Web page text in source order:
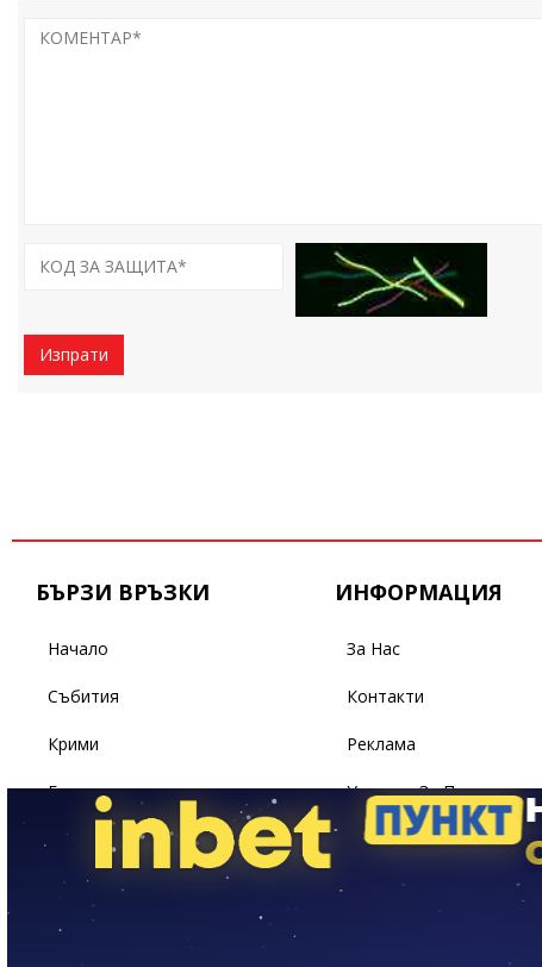
Изпрати
БЪРЗИ ВРЪЗКИ
Начало
Събития
Крими
Бизнес
Политика
Спорт
Светът
ИНФОРМАЦИЯ
За Нас
Контакти
Реклама
Условия За Ползване
Поверителност